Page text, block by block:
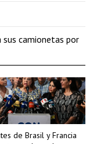
de Brasil y Francia
sus camionetas por